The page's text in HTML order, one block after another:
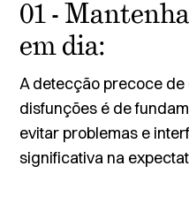
01 -
em dia:
A detecção precoce
disfunções é de
evitar problemas e
significativa na